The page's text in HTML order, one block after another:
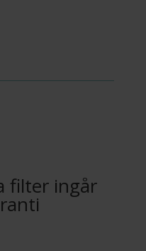
filter ingår